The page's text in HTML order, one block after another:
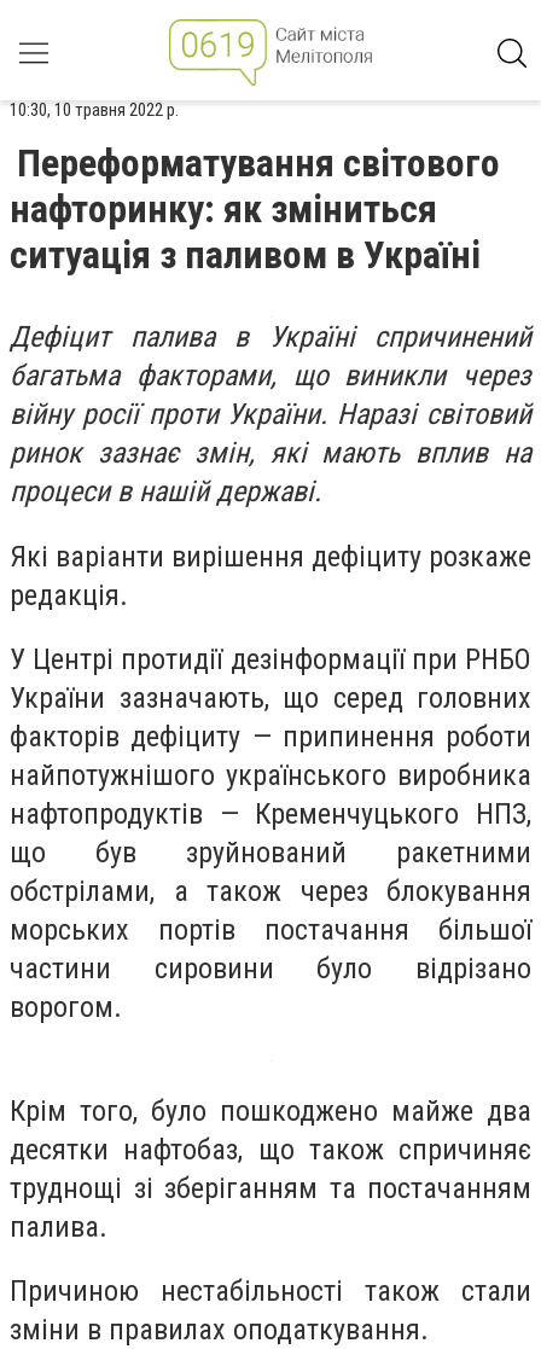
10:30, 10 травня 2022 р.
Переформатування світового
нафторинку: як зміниться
ситуація з паливом в Україні
Дефіцит палива в Україні спричинений
багатьма факторами, що виникли через
війну росії проти України. Наразі світовий
ринок зазнає змін, які мають вплив на
процеси в нашій державі.
Які варіанти вирішення дефіциту розкаже
редакція.
У Центрі протидії дезінформації при РНБО
України зазначають, що серед головних
факторів дефіциту — припинення роботи
найпотужнішого українського виробника
нафтопродуктів — Кременчуцького НПЗ,
що був зруйнований ракетними
обстрілами, а також через блокування
морських портів постачання більшої
частини сировини було відрізано
ворогом.
Крім того, було пошкоджено майже два
десятки нафтобаз, що також спричиняє
труднощі зі зберіганням та постачанням
палива.
Причиною нестабільності також стали
зміни в правилах оподаткування.